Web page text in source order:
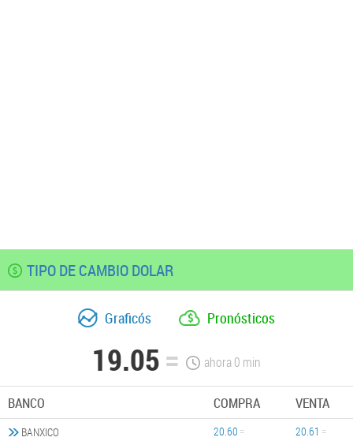
TIPO DE CAMBIO DOLAR
Graficós Pronósticos
19.05 ahora0 min
BANCO COMPRA VENTA
BANXICO 20.60
20.61